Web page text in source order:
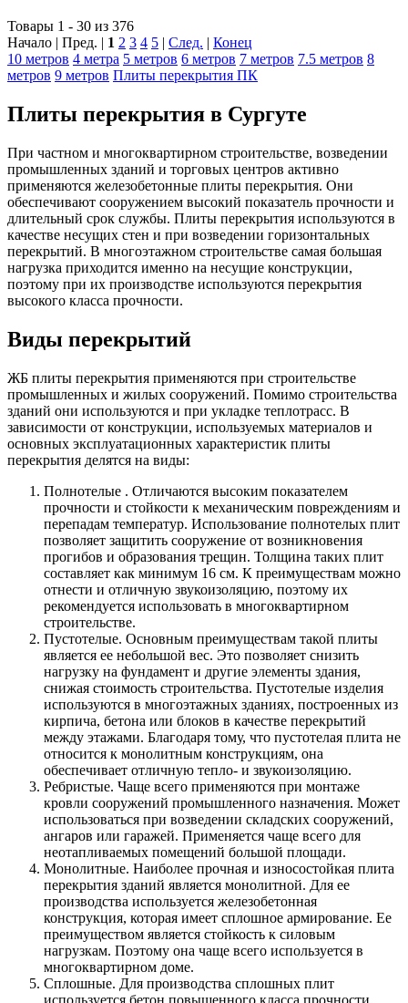
Товары 1 - 30 из 376
Начало | Пред. | 1 2 3 4 5 | След. | Конец
10 метров 4 метра 5 метров 6 метров 7 метров 7.5 метров 8
метров 9 метров Плиты перекрытия ПК
Плиты перекрытия в Сургуте
При частном и многоквартирном строительстве, возведении
промышленных зданий и торговых центров активно
применяются железобетонные плиты перекрытия. Они
обеспечивают сооружением высокий показатель прочности и
длительный срок службы. Плиты перекрытия используются в
качестве несущих стен и при возведении горизонтальных
перекрытий. В многоэтажном строительстве самая большая
нагрузка приходится именно на несущие конструкции,
поэтому при их производстве используются перекрытия
высокого класса прочности.
Виды перекрытий
ЖБ плиты перекрытия применяются при строительстве
промышленных и жилых сооружений. Помимо строительства
зданий они используются и при укладке теплотрасс. В
зависимости от конструкции, используемых материалов и
основных эксплуатационных характеристик плиты
перекрытия делятся на виды:
Полнотелые . Отличаются высоким показателем
прочности и стойкости к механическим повреждениям и
перепадам температур. Использование полнотелых плит
позволяет защитить сооружение от возникновения
прогибов и образования трещин. Толщина таких плит
составляет как минимум 16 см. К преимуществам можно
отнести и отличную звукоизоляцию, поэтому их
рекомендуется использовать в многоквартирном
строительстве.
Пустотелые. Основным преимуществам такой плиты
является ее небольшой вес. Это позволяет снизить
нагрузку на фундамент и другие элементы здания,
снижая стоимость строительства. Пустотелые изделия
используются в многоэтажных зданиях, построенных из
кирпича, бетона или блоков в качестве перекрытий
между этажами. Благодаря тому, что пустотелая плита не
относится к монолитным конструкциям, она
обеспечивает отличную тепло- и звукоизоляцию.
Ребристые. Чаще всего применяются при монтаже
кровли сооружений промышленного назначения. Может
использоваться при возведении складских сооружений,
ангаров или гаражей. Применяется чаще всего для
неотапливаемых помещений большой площади.
Монолитные. Наиболее прочная и износостойкая плита
перекрытия зданий является монолитной. Для ее
производства используется железобетонная
конструкция, которая имеет сплошное армирование. Ее
преимуществом является стойкость к силовым
нагрузкам. Поэтому она чаще всего используется в
многоквартирном доме.
Сплошные. Для производства сплошных плит
используется бетон повышенного класса прочности.